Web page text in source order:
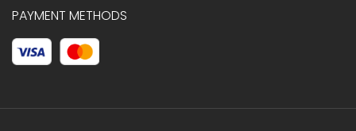
PAYMENT METHODS